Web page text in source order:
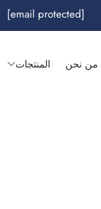
[email protected]
من نحن المنتجات